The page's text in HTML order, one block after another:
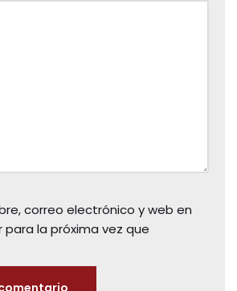
correo electrónico y web en
la próxima vez que